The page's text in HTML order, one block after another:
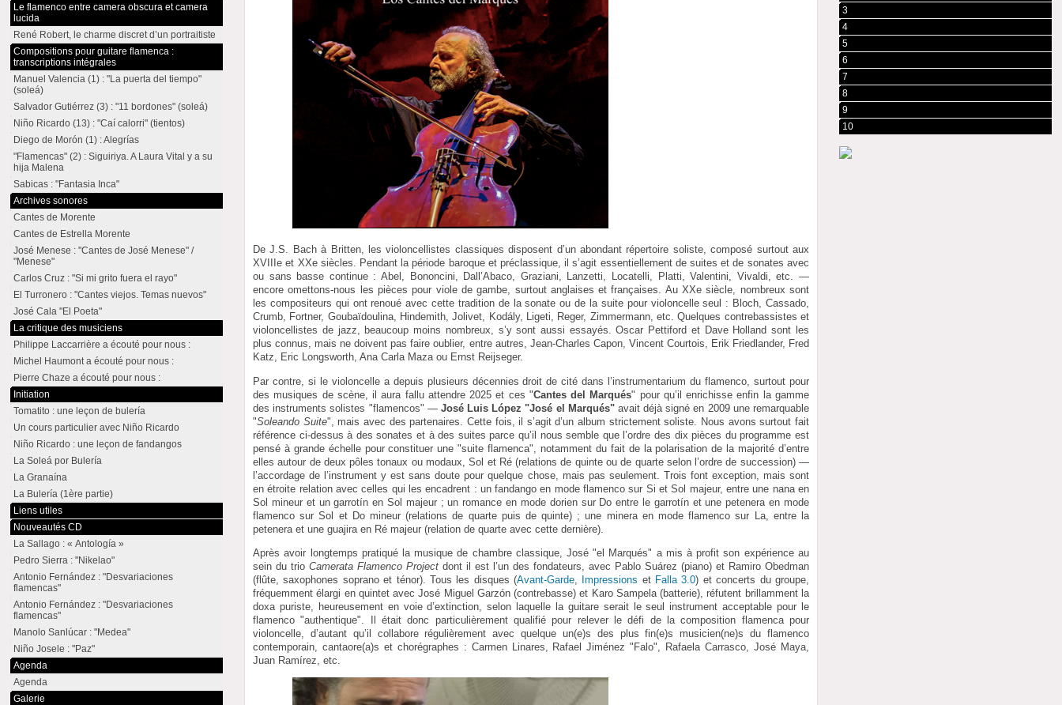
De J.S. Bach à Britten, les violoncellistes classiques disposent d’un abondant répertoire soliste, composé surtout aux
XVIIIe et XXe siècles. Pendant la période baroque et préclassique, il s’agit essentiellement de suites et de sonates avec
ou sans basse continue : Abel, Bononcini, Dall’Abaco, Graziani, Lanzetti, Locatelli, Platti, Valentini, Vivaldi, etc. —
encore omettons-nous les pièces pour viole de gambe, surtout anglaises et françaises. Au XXe siècle, nombreux sont
les compositeurs qui ont renoué avec cette tradition de la sonate ou de la suite pour violoncelle seul : Bloch, Cassado,
Crumb, Fortner, Goubaïdoulina, Hindemith, Jolivet, Kodály, Ligeti, Reger, Zimmermann, etc. Quelques contrebassistes et
violoncellistes de jazz, beaucoup moins nombreux, s’y sont aussi essayés. Oscar Pettiford et Dave Holland sont les
plus connus, mais ne doivent pas faire oublier, entre autres, Jean-Charles Capon, Vincent Courtois, Erik Friedlander, Fred
Katz, Eric Longsworth, Ana Carla Maza ou Ernst Reijseger.
Par contre, si le violoncelle a depuis plusieurs décennies droit de cité dans l’instrumentarium du flamenco, surtout pour
des musiques de scène, il aura fallu attendre 2025 et ces "Cantes del Marqués" pour qu’il enrichisse enfin la gamme
des instruments solistes "flamencos" — José Luis López "José el Marqués"avait déjà signé en 2009 une remarquable
"Soleando Suite", mais avec des partenaires. Cette fois, il s’agit d’un album strictement soliste. Nous avons surtout fait
référence ci-dessus à des sonates et à des suites parce qu’il nous semble que l’ordre des dix pièces du programme est
pensé à grande échelle pour constituer une "suite flamenca", notamment du fait de la polarisation de la majorité d’entre
elles autour de deux pôles tonaux ou modaux, Sol et Ré (relations de quinte ou de quarte selon l’ordre de succession) —
l’accordage de l’instrument y est sans doute pour quelque chose, mais pas seulement. Trois font exception, mais sont
en étroite relation avec celles qui les encadrent : un fandango en mode flamenco sur Si et Sol majeur, entre une nana en
Sol mineur et un garrotín en Sol majeur ; un romance en mode dorien sur Do entre le garrotín et une petenera en mode
flamenco sur Sol et Do mineur (relations de quarte puis de quinte) ; une minera en mode flamenco sur La, entre la
petenera et une guajira en Ré majeur (relation de quarte avec cette dernière).
Après avoir longtemps pratiqué la musique de chambre classique, José "el Marqués" a mis à profit son expérience au
sein du trioCamerata Flamenco Project dont il est l’un des fondateurs, avec Pablo Suárez (piano) et Ramiro Obedman
(flûte, saxophones soprano et ténor). Tous les disques (Avant-Garde Impressions et Falla 3.0) et concerts du groupe,
fréquemment élargi en quintet avec José Miguel Garzón (contrebasse) et Karo Sampela (batterie), réfutent brillamment la
doxa puriste, heureusement en voie d’extinction, selon laquelle la guitare serait le seul instrument acceptable pour le
flamenco "authentique". Il était donc particulièrement qualifié pour relever le défi de la composition flamenca pour
violoncelle, d’autant qu’il collabore régulièrement avec quelque un(e)s des plus fin(e)s musicien(ne)s du flamenco
contemporain, cantaore(a)s et chorégraphes : Carmen Linares, Rafael Jiménez "Falo", Rafaela Carrasco, José Maya,
Juan Ramírez, etc.
3
4
5
6
7
8
9
10
Le flamenco entre camera obscura et camera
lucida
René Robert, le charme discret d’un portraitiste
Compositions pour guitare flamenca :
transcriptions intégrales
Manuel Valencia (1) : "La puerta del tiempo"
(soleá)
Salvador Gutiérrez (3) : "11 bordones" (soleá)
Niño Ricardo (13) : "Caí calorri" (tientos)
Diego de Morón (1) : Alegrías
"Flamencas" (2) : Siguiriya. A Laura Vital y a su
hija Malena
Sabicas : "Fantasia Inca"
Archives sonores
Cantes de Morente
Cantes de Estrella Morente
José Menese : "Cantes de José Menese" /
"Menese"
Carlos Cruz : "Si mi grito fuera el rayo"
El Turronero : "Cantes viejos. Temas nuevos"
José Cala "El Poeta"
La critique des musiciens
Philippe Laccarrière a écouté pour nous :
Michel Haumont a écouté pour nous :
Pierre Chaze a écouté pour nous :
Initiation
Tomatito : une leçon de bulería
Un cours particulier avec Niño Ricardo
Niño Ricardo : une leçon de fandangos
La Soleá por Bulería
La Granaína
La Bulería (1ère partie)
Liens utiles
Nouveautés CD
La Sallago : « Antología »
Pedro Sierra : "Nikelao"
Antonio Fernández : "Desvariaciones
flamencas"
Antonio Fernández : "Desvariaciones
flamencas"
Manolo Sanlúcar : "Medea"
Niño Josele : "Paz"
Agenda
Agenda
Galerie